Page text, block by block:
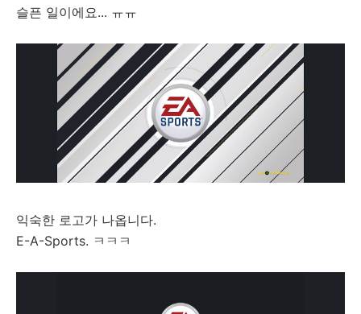
슬픈 일이에요... ㅠㅠ
익숙한 로고가 나옵니다.
E-A-Sports. ㅋㅋㅋ